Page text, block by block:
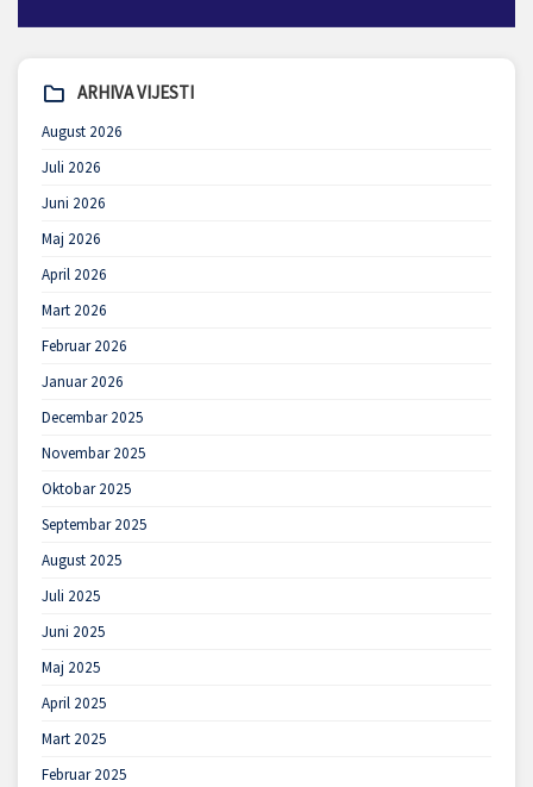
ARHIVA VIJESTI
August 2026
Juli 2026
Juni 2026
Maj 2026
April 2026
Mart 2026
Februar 2026
Januar 2026
Decembar 2025
Novembar 2025
Oktobar 2025
Septembar 2025
August 2025
Juli 2025
Juni 2025
Maj 2025
April 2025
Mart 2025
Februar 2025